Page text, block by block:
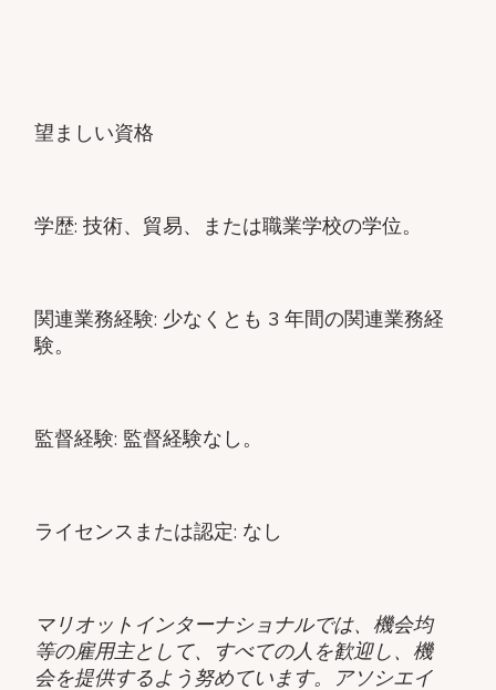
望ましい資格
学歴: 技術、貿易、または職業学校の学位。
関連業務経験: 少なくとも 3 年間の関連業務経
験。
監督経験: 監督経験なし。
ライセンスまたは認定: なし
マリオットインターナショナルでは、機会均
等の雇用主として、すべての人を歓迎し、機
会を提供するよう努めています。アソシエイ